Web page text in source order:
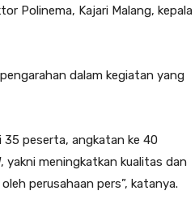
Polinema, Kajari Malang, kepala
dalam kegiatan yang
35 peserta, angkatan ke 40
yakni meningkatkan kualitas dan
perusahaan pers”, katanya.